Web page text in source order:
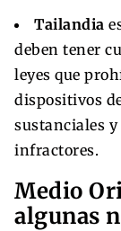
Tailandia
deben tener
leyes que
dispositivos
sustanciales y
infractores.
Medio
algunas